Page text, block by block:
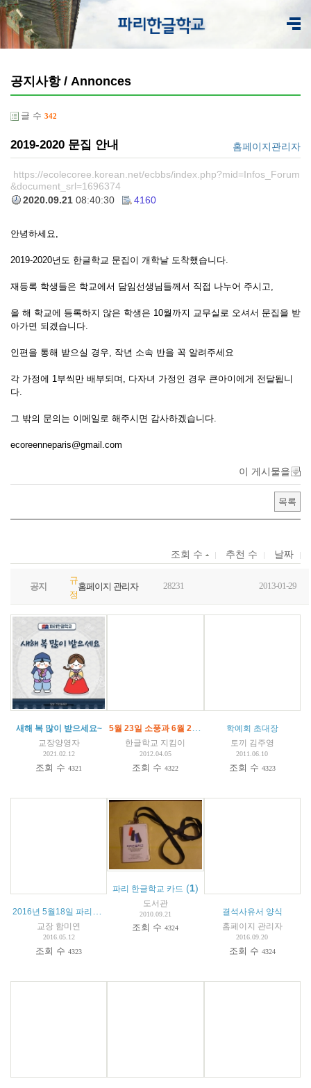
공지사항 / Annonces
글 수 342
2019-2020 문집 안내 홈페이지관리자
https://ecolecoree.korean.net/ecbbs/index.php?mid=Infos_Forum
&document_srl=1696374
2020.09.21 08:40:30 4160
안녕하세요,
2019-2020년도 한글학교 문집이 개학날 도착했습니다.
재등록 학생들은 학교에서 담임선생님들께서 직접 나누어 주시고,
올 해 학교에 등록하지 않은 학생은 10월까지 교무실로 오셔서 문집을 받
아가면 되겠습니다.
인편을 통해 받으실 경우, 작년 소속 반을 꼭 알려주세요
각 가정에 1부씩만 배부되며, 다자녀 가정인 경우 큰아이에게 전달됩니
다.
그 밖의 문의는 이메일로 해주시면 감사하겠습니다.
ecoreenneparis@gmail.com
이 게시물을
목록
조회 수 추천 수 날짜
공지
규
정
홈페이지 관리자 28231 2013-01-29
새해 복 많이 받으세요~
교장양영자
2021.02.12
조회 수4321
5월 23일 소풍과 6월 23일 학예회 안내
한글학교 지킴이
2012.04.05
조회 수4322
학예회 초대장
토끼 김주영
2011.06.10
조회 수 4323
2016년 5월18일 파리한글학교 소풍 안내
교장 함미연
2016.05.12
조회 수4323
파리 한글학교 카드 (1)
도서관
2010.09.21
조회 수4324
결석사유서 양식
홈페이지 관리자
2016.09.20
조회 수 4324